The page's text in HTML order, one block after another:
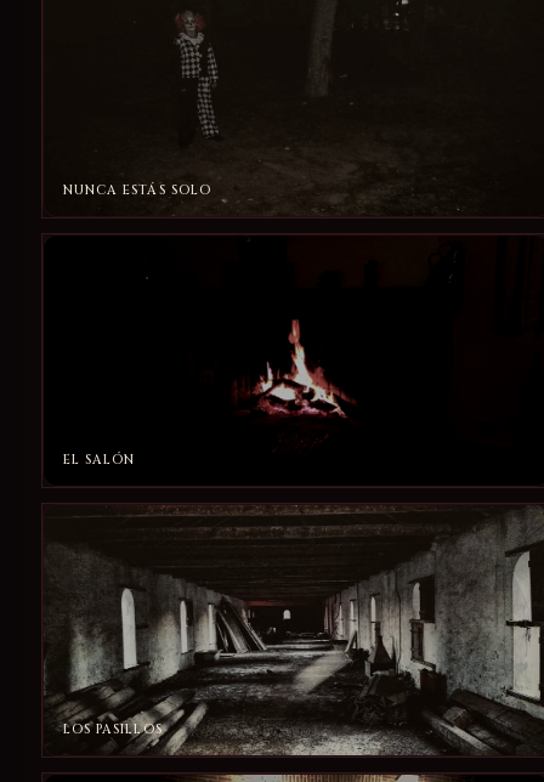
NUNCA ESTÁS SOLO
EL SALÓN
LOS PASILLOS